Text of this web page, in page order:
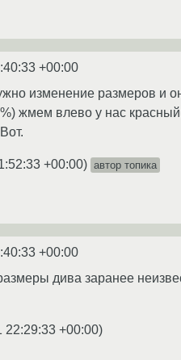
+00:00
изменение размеров и
жмем влево у нас
+00:00) автор топика
+00:00
дива заранее
22:29:33 +00:00)